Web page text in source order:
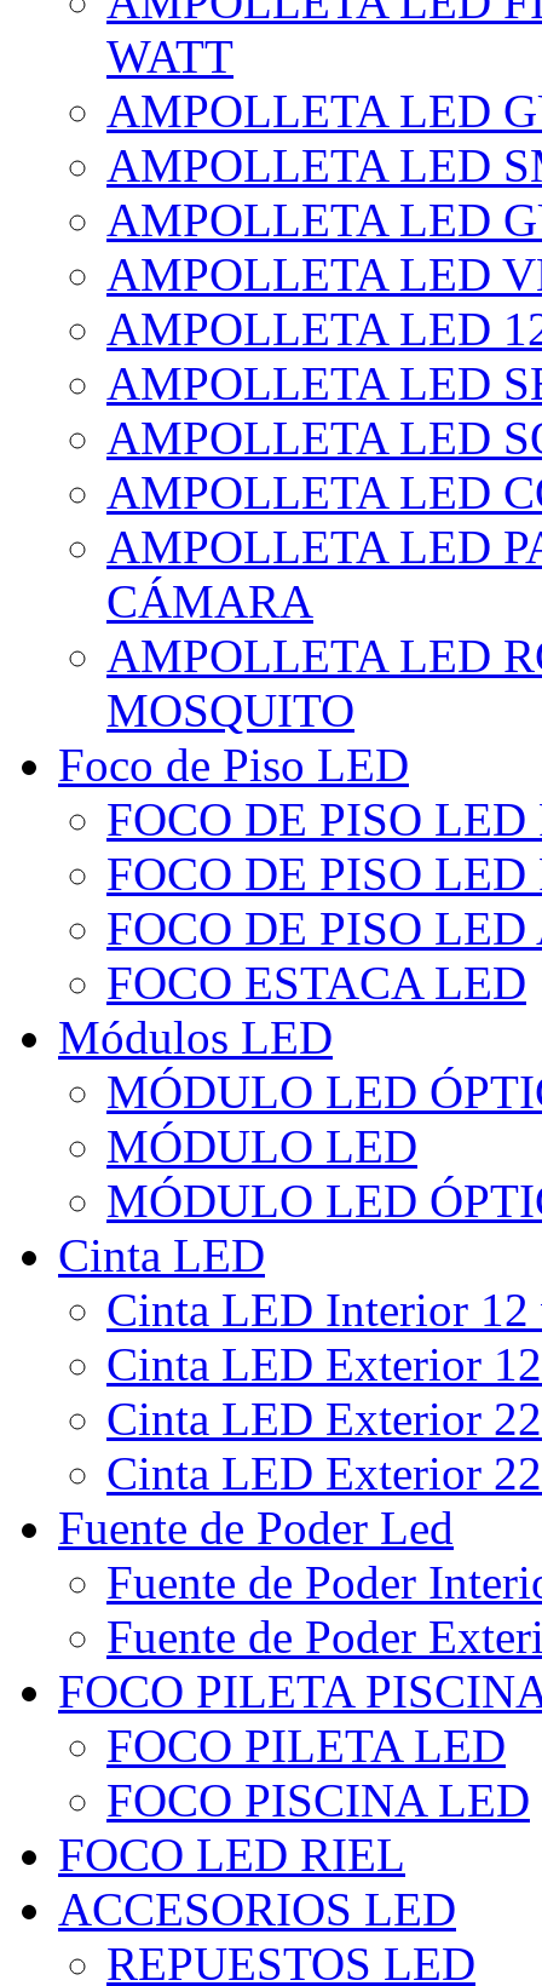
WATT
AMPOLLETA LED
AMPOLLETA LED
AMPOLLETA LED
AMPOLLETA LED
AMPOLLETA LED
AMPOLLETA LED
AMPOLLETA LED
AMPOLLETA LED
AMPOLLETA LED
CÁMARA
AMPOLLETA LED
MOSQUITO
Foco de Piso LED
FOCO DE PISO
FOCO DE PISO
FOCO DE PISO
FOCO ESTACA LED
Módulos LED
MÓDULO LED
MÓDULO LED
MÓDULO LED
Cinta LED
Cinta LED Interior
Cinta LED Exterior
Cinta LED Exterior
Cinta LED Exterior
Fuente de Poder Led
Fuente de Poder
Fuente de Poder
FOCO PILETA
FOCO PILETA LED
FOCO PISCINA LED
FOCO LED RIEL
ACCESORIOS LED
REPUESTOS LED